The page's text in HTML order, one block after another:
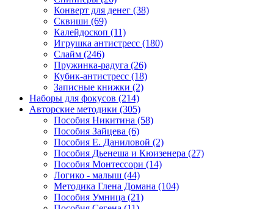
Конверт для денег (38)
Сквиши (69)
Калейдоскоп (11)
Игрушка антистресс (180)
Слайм (246)
Пружинка-радуга (26)
Кубик-антистресс (18)
Записные книжки (2)
Наборы для фокусов (214)
Авторские методики (305)
Пособия Никитина (58)
Пособия Зайцева (6)
Пособия Е. Даниловой (2)
Пособия Дьенеша и Кюизенера (27)
Пособия Монтессори (14)
Логико - малыш (44)
Методика Глена Домана (104)
Пособия Умница (21)